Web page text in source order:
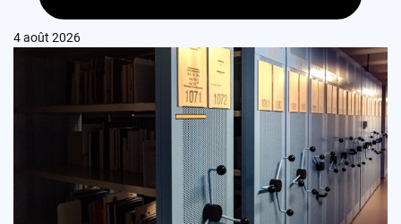
4 août 2026